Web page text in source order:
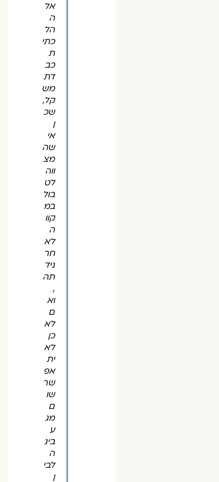
אל
ה
הל
כתי
ת
כב
דת
מש
קל,
שכ
אי
שה
מצ
ווה
לט
בול
במ
קוו
ה
לא
חר
ניד
תה
וא
ם
לא
כן
לא
ית
אפ
שר
שו
ם
מג
ע
בינ
ה
לבי